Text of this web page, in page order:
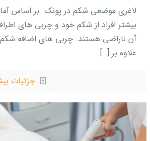
لاغری موضعی شکم در پونک بر اساس
بیشتر افراد از شکم خود و چربی های
آن ناراضی هستند. چربی های اضافه شکم
علاوه بر[…]
جزئیات